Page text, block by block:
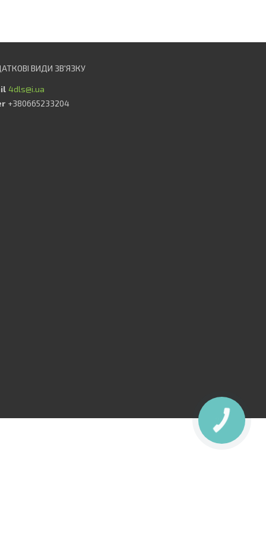
4dls@i.ua
+380665233204
КНОПКА
ЗВ'ЯЗКУ